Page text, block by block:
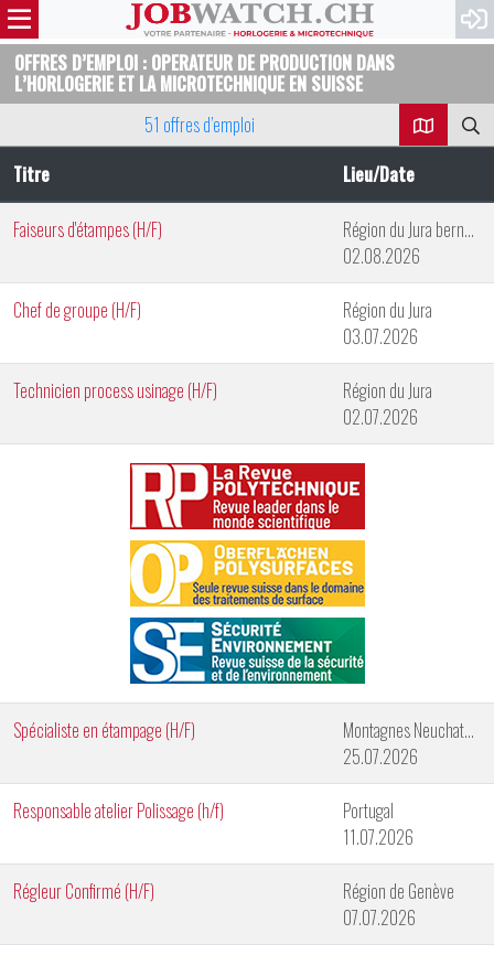
OFFRES D’EMPLOI : OPERATEUR DE PRODUCTION DANS
L’HORLOGERIE ET LA MICROTECHNIQUE EN SUISSE
51 offres d’emploi
Titre
Lieu/Date
Faiseurs d'étampes (H/F)
Région du Jura bernois
02.08.2026
Chef de groupe (H/F)
Région du Jura
03.07.2026
Technicien process usinage (H/F)
Région du Jura
02.07.2026
Spécialiste en étampage (H/F)
Montagnes Neuchateloises
25.07.2026
Responsable atelier Polissage (h/f)
Portugal
11.07.2026
Régleur Confirmé (H/F)
Région de Genève
07.07.2026